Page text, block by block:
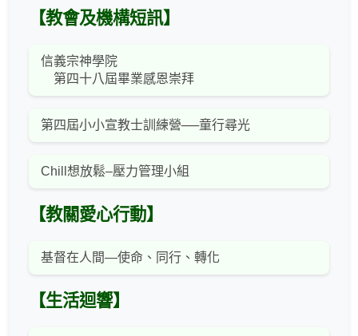
【教會及機構短訊】
信義宗神學院
第四十八屆畢業感恩崇拜
第四屆小小宣教士訓練營──童行尋光
Chill想放鬆–壓力管理小組
【教關愛心行動】
基督在人間—使命、同行、轉化
【生活迴響】